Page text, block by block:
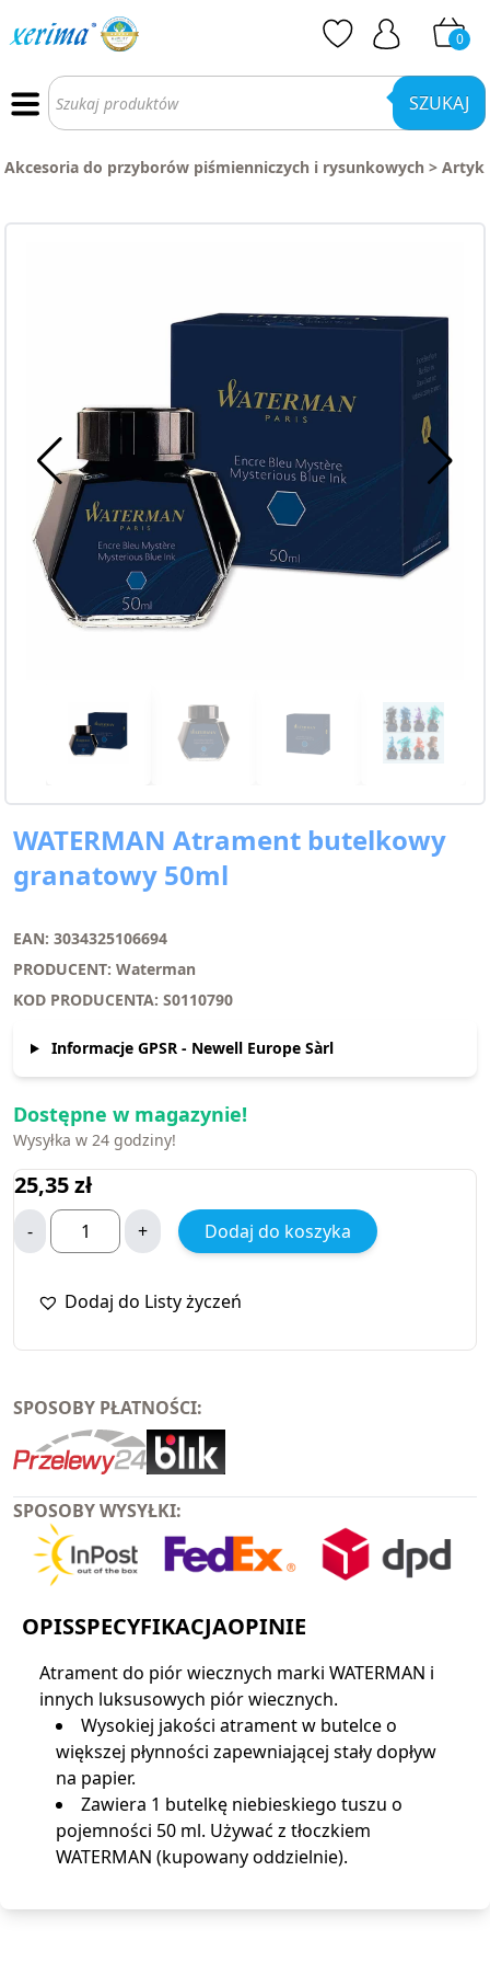
0
Wyszukiwarka
produktów SZUKAJ
Akcesoria do przyborów piśmienniczych i rysunkowych >
WATERMAN Atrament butelkowy
granatowy 50ml
EAN: 3034325106694
PRODUCENT: Waterman
KOD PRODUCENTA: S0110790
Informacje GPSR - Newell Europe Sàrl
Dostępne w magazynie!
Wysyłka w 24 godziny!
25,35zł
- + Dodaj do koszyka
Dodaj do Listy życzeń
SPOSOBY PŁATNOŚCI:
SPOSOBY WYSYŁKI:
OPISSPECYFIKACJAOPINIE
Atrament do piór wiecznych marki WATERMAN i
innych luksusowych piór wiecznych.
Wysokiej jakości atrament w butelce o
większej płynności zapewniającej stały dopływ
na papier.
Zawiera 1 butelkę niebieskiego tuszu o
pojemności 50 ml. Używać z tłoczkiem
WATERMAN (kupowany oddzielnie).